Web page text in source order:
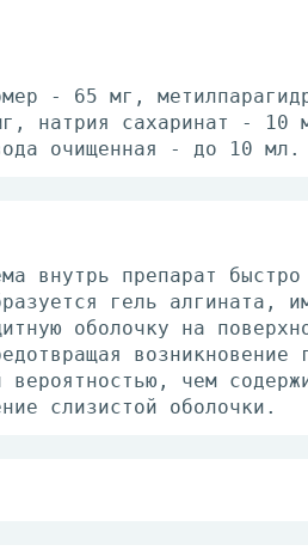
- 65 мг,
натрия сахаринат -
очищенная - до 10 мл.
внутрь препарат
гель алгината,
оболочку на
возникновение
чем
слизистой оболочки.